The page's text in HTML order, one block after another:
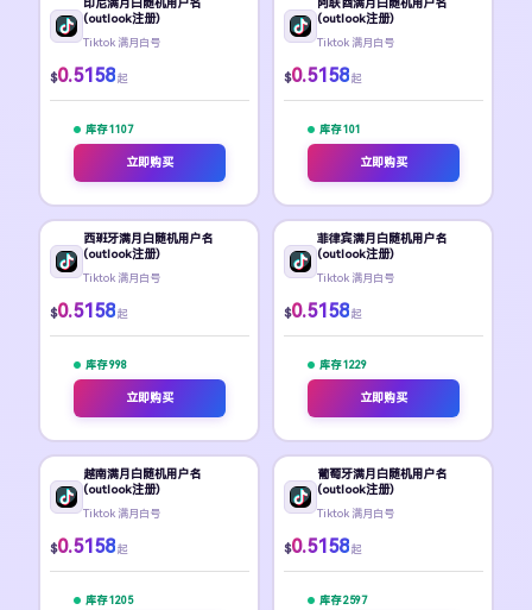
(outlook注册)
Tiktok 满月白号
$0.5158 起
库存 1107
立即购买
(outlook注册)
Tiktok 满月白号
$0.5158 起
库存 101
立即购买
西班牙满月白随机用户名
(outlook注册)
Tiktok 满月白号
$0.5158 起
库存 998
立即购买
菲律宾满月白随机用户名
(outlook注册)
Tiktok 满月白号
$0.5158 起
库存 1229
立即购买
越南满月白随机用户名
(outlook注册)
Tiktok 满月白号
$0.5158 起
库存 1205
葡萄牙满月白随机用户名
(outlook注册)
Tiktok 满月白号
$0.5158 起
库存 2597